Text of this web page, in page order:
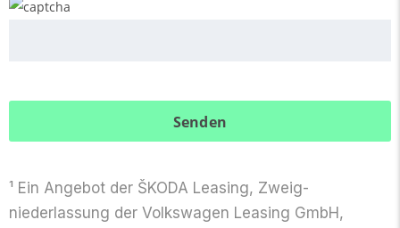
¹ Ein Angebot der ŠKODA Leasing, Zweig­
niederlassung der Volkswagen Leasing GmbH,